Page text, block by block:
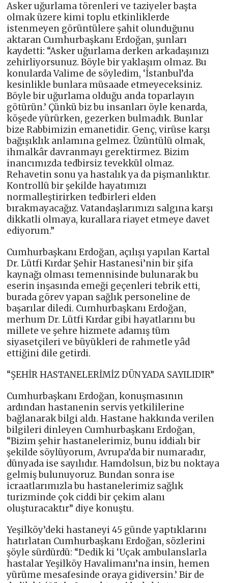
Asker uğurlama törenleri ve taziyeler başta
olmak üzere kimi toplu etkinliklerde
istenmeyen görüntülere şahit olunduğunu
aktaran Cumhurbaşkanı Erdoğan, şunları
kaydetti: “Asker uğurlama derken arkadaşınızı
zehirliyorsunuz. Böyle bir yaklaşım olmaz. Bu
konularda Valime de söyledim, ‘İstanbul’da
kesinlikle bunlara müsaade etmeyeceksiniz.
Böyle bir uğurlama olduğu anda toparlayın
götürün.’ Çünkü biz bu insanları öyle kenarda,
köşede yürürken, gezerken bulmadık. Bunlar
bize Rabbimizin emanetidir. Genç, virüse karşı
bağışıklık anlamına gelmez. Üzüntülü olmak,
ihmalkâr davranmayı gerektirmez. Bizim
inancımızda tedbirsiz tevekkül olmaz.
Rehavetin sonu ya hastalık ya da pişmanlıktır.
Kontrollü bir şekilde hayatımızı
normalleştirirken tedbirleri elden
bırakmayacağız. Vatandaşlarımızı salgına karşı
dikkatli olmaya, kurallara riayet etmeye davet
ediyorum.”
Cumhurbaşkanı Erdoğan, açılışı yapılan Kartal
Dr. Lütfi Kırdar Şehir Hastanesi’nin bir şifa
kaynağı olması temennisinde bulunarak bu
eserin inşasında emeği geçenleri tebrik etti,
burada görev yapan sağlık personeline de
başarılar diledi. Cumhurbaşkanı Erdoğan,
merhum Dr. Lütfi Kırdar gibi hayatlarını bu
millete ve şehre hizmete adamış tüm
siyasetçileri ve büyükleri de rahmetle yâd
ettiğini dile getirdi.
“ŞEHİR HASTANELERİMİZ DÜNYADA SAYILIDIR”
Cumhurbaşkanı Erdoğan, konuşmasının
ardından hastanenin servis yetkililerine
bağlanarak bilgi aldı. Hastane hakkında verilen
bilgileri dinleyen Cumhurbaşkanı Erdoğan,
“Bizim şehir hastanelerimiz, bunu iddialı bir
şekilde söylüyorum, Avrupa’da bir numaradır,
dünyada ise sayılıdır. Hamdolsun, biz bu noktaya
gelmiş bulunuyoruz. Bundan sonra ise
icraatlarımızla bu hastanelerimiz sağlık
turizminde çok ciddi bir çekim alanı
oluşturacaktır” diye konuştu.
Yeşilköy’deki hastaneyi 45 günde yaptıklarını
hatırlatan Cumhurbaşkanı Erdoğan, sözlerini
şöyle sürdürdü: “Dedik ki ‘Uçak ambulanslarla
hastalar Yeşilköy Havalimanı’na insin, hemen
yürüme mesafesinde oraya gidiversin.’ Bir de